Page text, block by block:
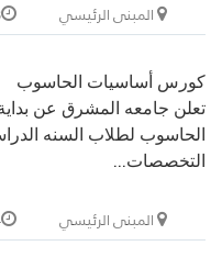
المبنى الرئيسي
كورس أساسيات الحاسوب
تعلن جامعه المشرق عن
الحاسوب لطلاب السنه
التخصصات...
المبنى الرئيسي